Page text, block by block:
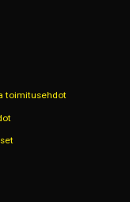
toimitusehdot